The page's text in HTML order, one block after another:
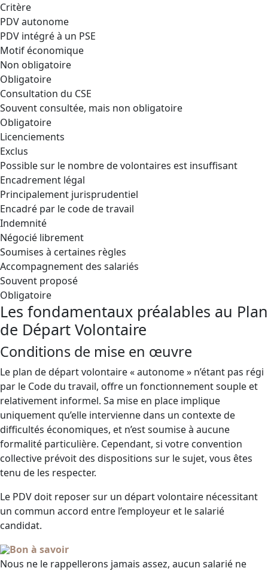
Critère
PDV autonome
PDV intégré à un PSE
Motif économique
Non obligatoire
Obligatoire
Consultation du CSE
Souvent consultée, mais non obligatoire
Obligatoire
Licenciements
Exclus
Possible sur le nombre de volontaires est insuffisant
Encadrement légal
Principalement jurisprudentiel
Encadré par le code de travail
Indemnité
Négocié librement
Soumises à certaines règles
Accompagnement des salariés
Souvent proposé
Obligatoire
Les fondamentaux préalables au Plan
de Départ Volontaire
Conditions de mise en œuvre
Le plan de départ volontaire « autonome » n’étant pas régi
par le Code du travail, offre un fonctionnement souple et
relativement informel. Sa mise en place implique
uniquement qu’elle intervienne dans un contexte de
difficultés économiques, et n’est soumise à aucune
formalité particulière. Cependant, si votre convention
collective prévoit des dispositions sur le sujet, vous êtes
tenu de les respecter.
Le PDV doit reposer sur un départ volontaire nécessitant
un commun accord entre l’employeur et le salarié
candidat.
Bon à savoir
Nous ne le rappellerons jamais assez, aucun salarié ne